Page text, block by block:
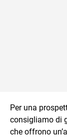
Per una
consigliamo di
che offrono